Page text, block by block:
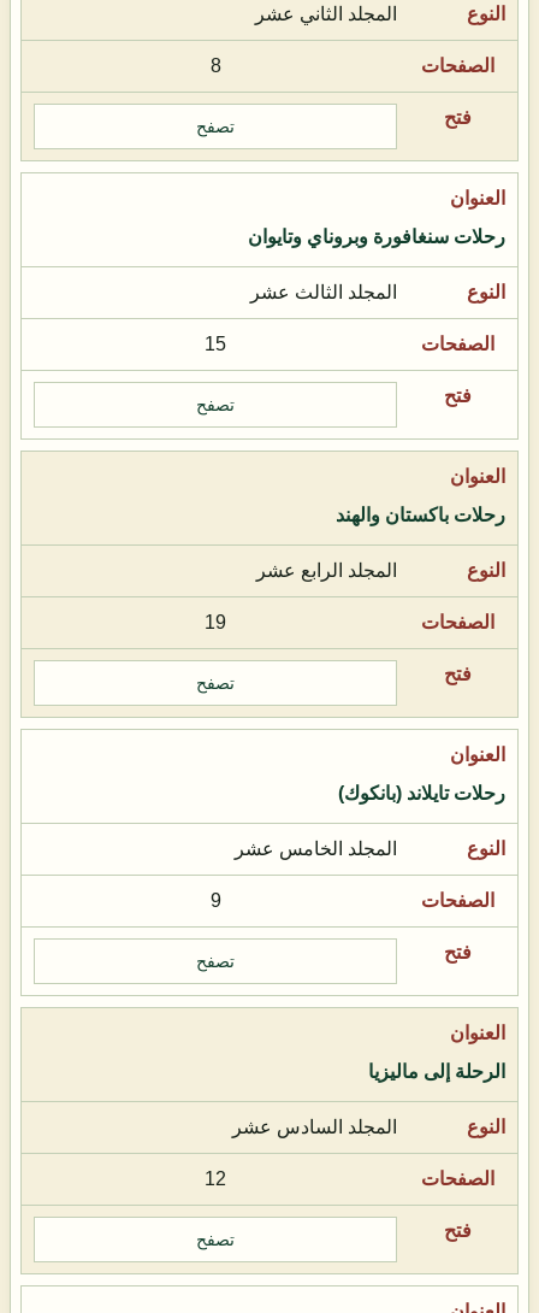
المجلد الثاني عشر
8
تصفح
رحلات سنغافورة وبروناي وتايوان
المجلد الثالث عشر
15
تصفح
رحلات باكستان والهند
المجلد الرابع عشر
19
تصفح
رحلات تايلاند (بانكوك)
المجلد الخامس عشر
9
تصفح
الرحلة إلى ماليزيا
المجلد السادس عشر
12
تصفح